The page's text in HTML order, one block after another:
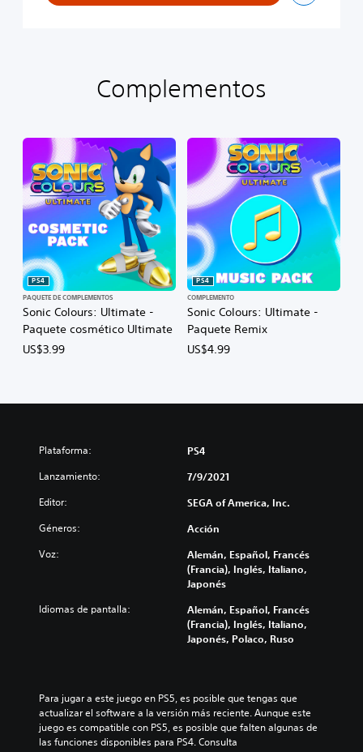
Complementos
Sonic Colours: Ultimate -
Paquete cosmético Ultimate
PS4
PAQUETE DE COMPLEMENTOS
US$3.99
Sonic Colours: Ultimate -
Paquete Remix
PS4
COMPLEMENTO
US$4.99
Plataforma: PS4
Lanzamiento: 7/9/2021
Editor: SEGA of America, Inc.
Géneros: Acción
Voz:
Alemán, Español, Francés
(Francia), Inglés, Italiano,
Japonés
Idiomas de pantalla:
Alemán, Español, Francés
(Francia), Inglés, Italiano,
Japonés, Polaco, Ruso
Para jugar a este juego en PS5, es posible que tengas que
actualizar el software a la versión más reciente. Aunque este
juego es compatible con PS5, es posible que falten algunas de
las funciones disponibles para PS4. Consulta